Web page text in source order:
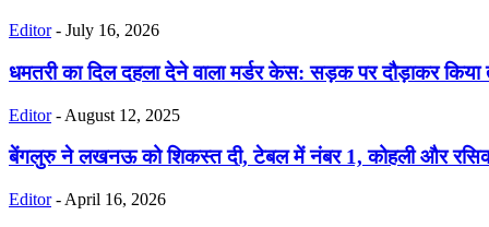
Editor - July 16, 2026
धमतरी का दिल दहला देने वाला मर्डर केस: सड़क पर दौड़ाकर किया
Editor - August 12, 2025
बेंगलुरु ने लखनऊ को शिकस्त दी, टेबल में नंबर 1, कोहली और
Editor - April 16, 2026